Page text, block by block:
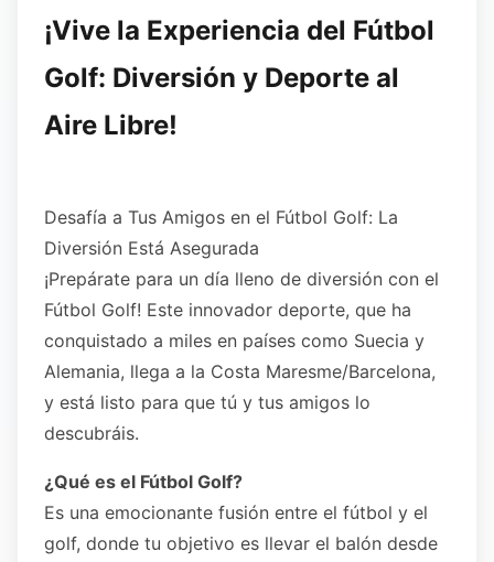
¡Vive la Experiencia del Fútbol
Golf: Diversión y Deporte al
Aire Libre!
Desafía a Tus Amigos en el Fútbol Golf: La
Diversión Está Asegurada
¡Prepárate para un día lleno de diversión con el
Fútbol Golf! Este innovador deporte, que ha
conquistado a miles en países como Suecia y
Alemania, llega a la Costa Maresme/Barcelona,
y está listo para que tú y tus amigos lo
descubráis.
¿Qué es el Fútbol Golf?
Es una emocionante fusión entre el fútbol y el
golf, donde tu objetivo es llevar el balón desde